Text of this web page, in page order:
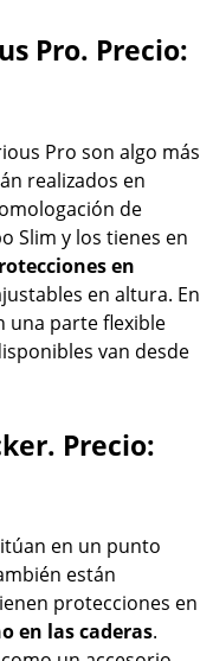
Pro. Precio:
Pro son algo más
realizados en
de
Slim y los tienes en
en
en altura. En
una parte flexible
van desde
Precio:
en un punto
están
protecciones en
en las caderas.